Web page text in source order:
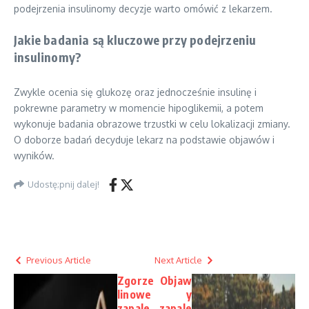
podejrzenia insulinomy decyzje warto omówić z lekarzem.
Jakie badania są kluczowe przy podejrzeniu
insulinomy?
Zwykle ocenia się glukozę oraz jednocześnie insulinę i
pokrewne parametry w momencie hipoglikemii, a potem
wykonuje badania obrazowe trzustki w celu lokalizacji zmiany.
O doborze badań decyduje lekarz na podstawie objawów i
wyników.
Udostę;pnij dalej!
Previous Article
Zgorze
linowe
Next Article
Objaw
y